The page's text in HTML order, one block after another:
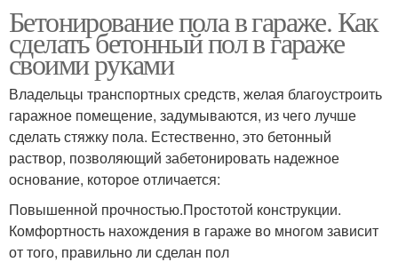
Бетонирование пола в гараже. Как
сделать бетонный пол в гараже
своими руками
Владельцы транспортных средств, желая благоустроить
гаражное помещение, задумываются, из чего лучше
сделать стяжку пола. Естественно, это бетонный
раствор, позволяющий забетонировать надежное
основание, которое отличается:
Повышенной прочностью.Простотой конструкции.
Комфортность нахождения в гараже во многом зависит
от того, правильно ли сделан пол